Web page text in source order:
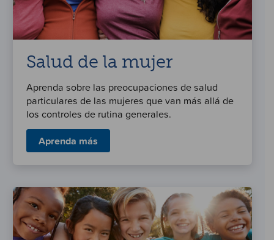
Salud de la mujer
Aprenda sobre las preocupaciones de salud
particulares de las mujeres que van más allá de
los controles de rutina generales.
Aprenda más